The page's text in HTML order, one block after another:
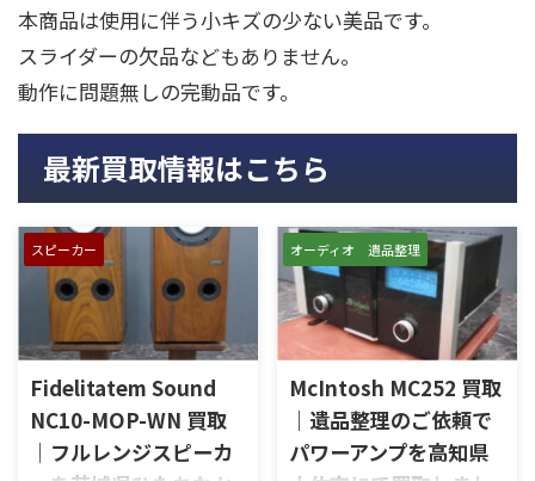
本商品は使用に伴う小キズの少ない美品です。
スライダーの欠品などもありません。
動作に問題無しの完動品です。
最新買取情報はこちら
スピーカー
Fidelitatem Sound
NC10-MOP-WN 買取
｜フルレンジスピーカ
オーディオ 遺品整理
McIntosh MC252 買取
｜遺品整理のご依頼で
パワーアンプを高知県